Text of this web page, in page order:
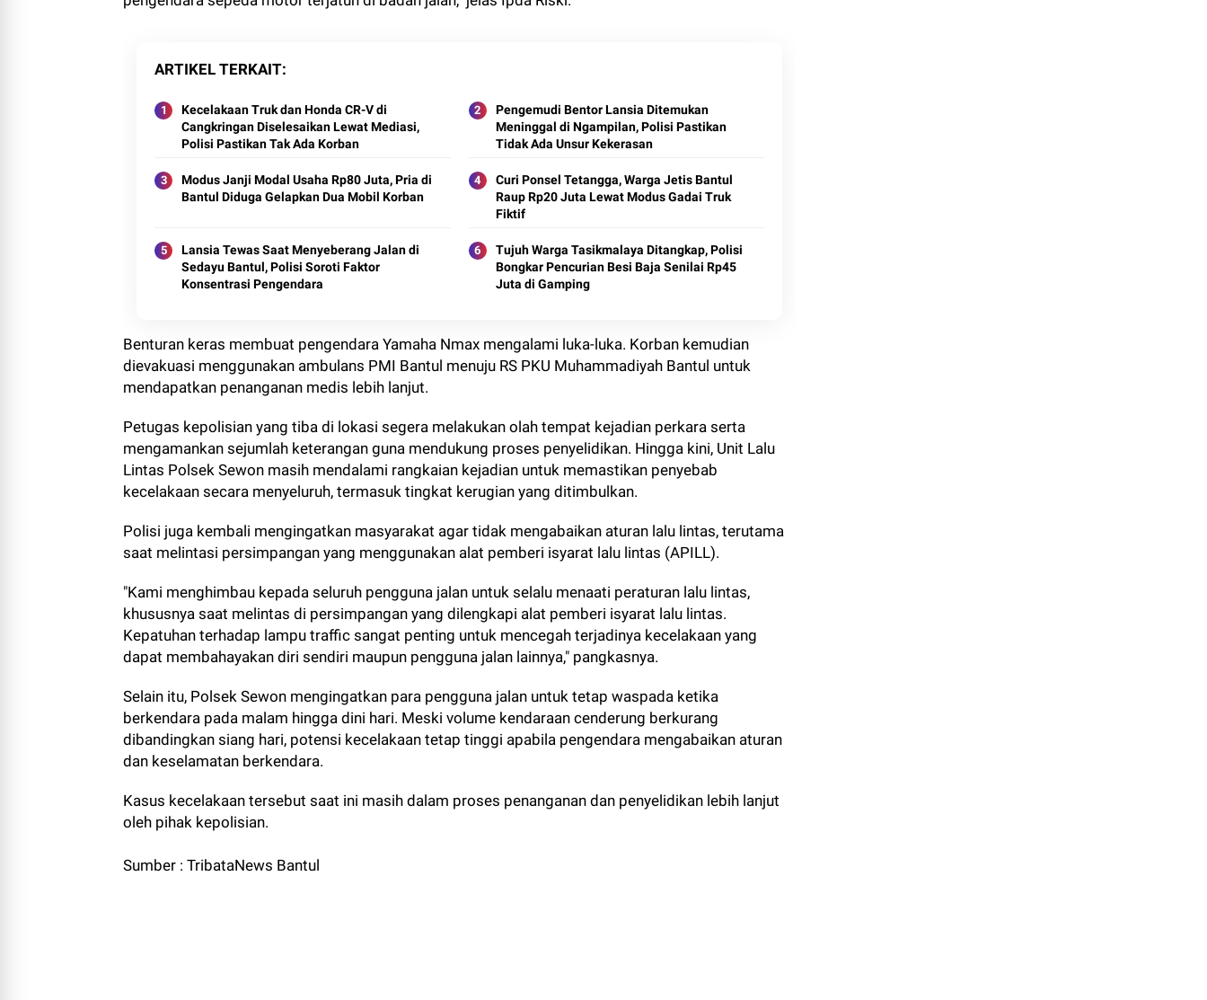
ARTIKEL TERKAIT
Kecelakaan Truk dan Honda CR-V di
Cangkringan Diselesaikan Lewat Mediasi,
Polisi Pastikan Tak Ada Korban
Pengemudi Bentor Lansia Ditemukan
Meninggal di Ngampilan, Polisi Pastikan
Tidak Ada Unsur Kekerasan
Modus Janji Modal Usaha Rp80 Juta, Pria di
Bantul Diduga Gelapkan Dua Mobil Korban
Curi Ponsel Tetangga, Warga Jetis Bantul
Raup Rp20 Juta Lewat Modus Gadai Truk
Fiktif
Lansia Tewas Saat Menyeberang Jalan di
Sedayu Bantul, Polisi Soroti Faktor
Konsentrasi Pengendara
Tujuh Warga Tasikmalaya Ditangkap, Polisi
Bongkar Pencurian Besi Baja Senilai Rp45
Juta di Gamping
Benturan keras membuat pengendara Yamaha Nmax mengalami luka-luka. Korban kemudian
dievakuasi menggunakan ambulans PMI Bantul menuju RS PKU Muhammadiyah Bantul untuk
mendapatkan penanganan medis lebih lanjut.
Petugas kepolisian yang tiba di lokasi segera melakukan olah tempat kejadian perkara serta
mengamankan sejumlah keterangan guna mendukung proses penyelidikan. Hingga kini, Unit Lalu
Lintas Polsek Sewon masih mendalami rangkaian kejadian untuk memastikan penyebab
kecelakaan secara menyeluruh, termasuk tingkat kerugian yang ditimbulkan.
Polisi juga kembali mengingatkan masyarakat agar tidak mengabaikan aturan lalu lintas, terutama
saat melintasi persimpangan yang menggunakan alat pemberi isyarat lalu lintas (APILL).
"Kami menghimbau kepada seluruh pengguna jalan untuk selalu menaati peraturan lalu lintas,
khususnya saat melintas di persimpangan yang dilengkapi alat pemberi isyarat lalu lintas.
Kepatuhan terhadap lampu traffic sangat penting untuk mencegah terjadinya kecelakaan yang
dapat membahayakan diri sendiri maupun pengguna jalan lainnya," pangkasnya.
Selain itu, Polsek Sewon mengingatkan para pengguna jalan untuk tetap waspada ketika
berkendara pada malam hingga dini hari. Meski volume kendaraan cenderung berkurang
dibandingkan siang hari, potensi kecelakaan tetap tinggi apabila pengendara mengabaikan aturan
dan keselamatan berkendara.
Kasus kecelakaan tersebut saat ini masih dalam proses penanganan dan penyelidikan lebih lanjut
oleh pihak kepolisian.
Sumber : TribataNews Bantul